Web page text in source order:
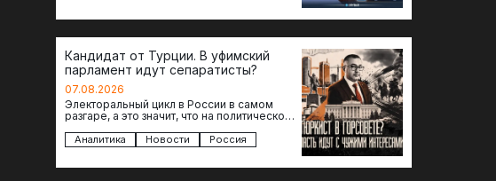
Кандидат от Турции. В уфимский
парламент идут сепаратисты?
07.08.2026
Электоральный цикл в России в самом
разгаре, а это значит, что на политическое
сомнительной репутацией….
Аналитика Новости Россия